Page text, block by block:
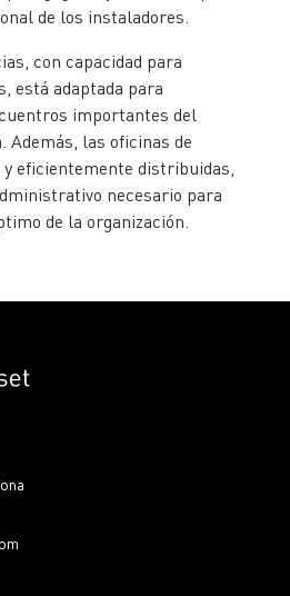
de los instaladores.
con capacidad para
está adaptada para
importantes del
Además, las oficinas de
y eficientemente distribuidas,
necesario para
de la organización.